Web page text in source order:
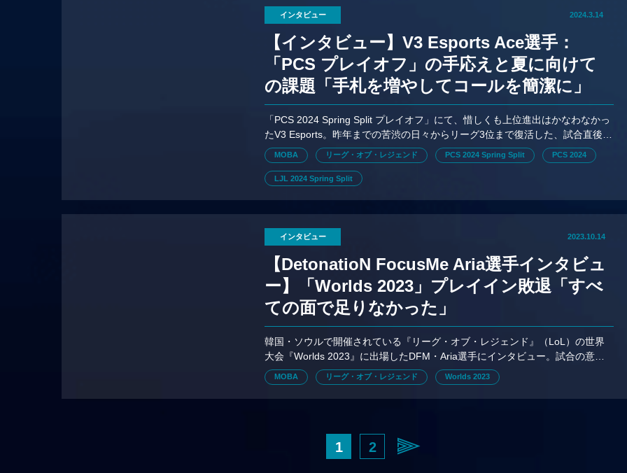
インタビュー 2024.3.14
【インタビュー】V3 Esports Ace選手：
「PCS プレイオフ」の手応えと夏に向けて
の課題「手札を増やしてコールを簡潔に」
「PCS 2024 Spring Split プレイオフ」にて、惜しくも上位進出はかなわなかっ
たV3 Esports。昨年までの苦渋の日々からリーグ3位まで復活した、試合直後の
Ace選手にインタビュー
MOBA リーグ・オブ・レジェンド PCS 2024 Spring Split PCS 2024
LJL 2024 Spring Split
インタビュー 2023.10.14
【DetonatioN FocusMe Aria選手インタビュ
ー】「Worlds 2023」プレイイン敗退「すべ
ての面で足りなかった」
韓国・ソウルで開催されている『リーグ・オブ・レジェンド』（LoL）の世界
大会『Worlds 2023』に出場したDFM・Aria選手にインタビュー。試合の意
図、チーム、ファンへの想いを語る。
MOBA リーグ・オブ・レジェンド Worlds 2023
1 2